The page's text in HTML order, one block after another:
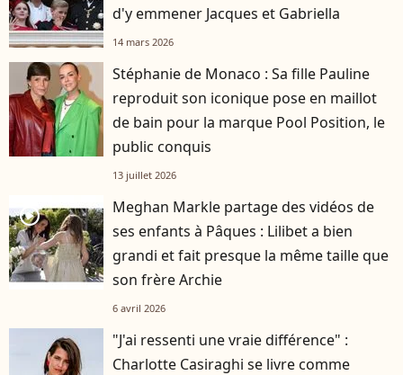
d'y emmener Jacques et Gabriella
14 mars 2026
Stéphanie de Monaco : Sa fille Pauline
reproduit son iconique pose en maillot
de bain pour la marque Pool Position, le
public conquis
13 juillet 2026
player2
Meghan Markle partage des vidéos de
ses enfants à Pâques : Lilibet a bien
grandi et fait presque la même taille que
son frère Archie
6 avril 2026
"J'ai ressenti une vraie différence" :
Charlotte Casiraghi se livre comme